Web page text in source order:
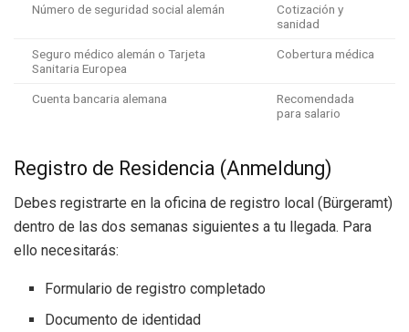
Número de seguridad social alemán
Cotización y
sanidad
Seguro médico alemán o Tarjeta
Sanitaria Europea
Cobertura médica
Cuenta bancaria alemana
Recomendada
para salario
Registro de Residencia (Anmeldung)
Debes registrarte en la oficina de registro local (Bürgeramt)
dentro de las dos semanas siguientes a tu llegada. Para
ello necesitarás:
Formulario de registro completado
Documento de identidad